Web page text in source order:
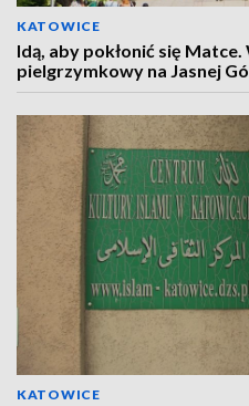
KATOWICE
Idą, aby pokłonić się
pielgrzymkowy na Jasnej
KATOWICE